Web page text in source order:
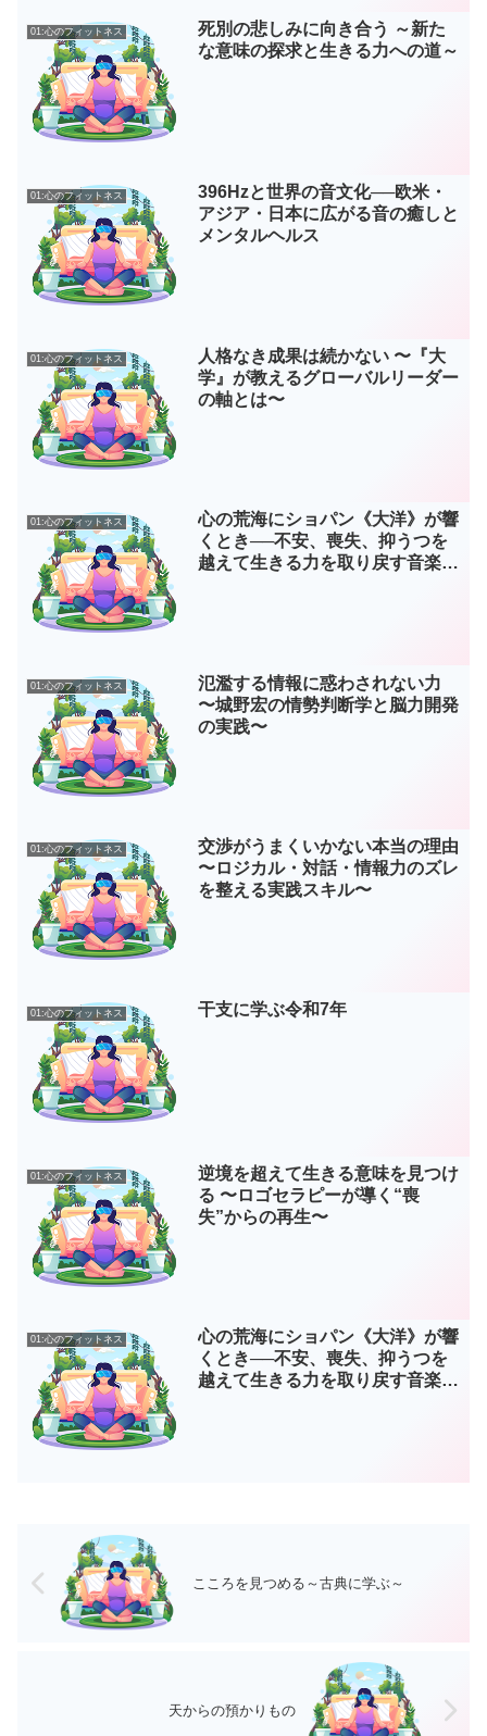
01:心のフィットネス
死別の悲しみに向き合う ～新た
な意味の探求と生きる力への道～
01:心のフィットネス
396Hzと世界の音文化──欧米・
アジア・日本に広がる音の癒しと
メンタルヘルス
01:心のフィットネス
人格なき成果は続かない 〜『大
学』が教えるグローバルリーダー
の軸とは〜
01:心のフィットネス
心の荒海にショパン《大洋》が響
くとき──不安、喪失、抑うつを
越えて生きる力を取り戻す音楽の
01:心のフィットネス
氾濫する情報に惑わされない力
〜城野宏の情勢判断学と脳力開発
の実践〜
01:心のフィットネス
交渉がうまくいかない本当の理由
〜ロジカル・対話・情報力のズレ
を整える実践スキル〜
01:心のフィットネス 干支に学ぶ令和7年
01:心のフィットネス
逆境を超えて生きる意味を見つけ
る 〜ロゴセラピーが導く“喪
失”からの再生〜
01:心のフィットネス
心の荒海にショパン《大洋》が響
くとき──不安、喪失、抑うつを
越えて生きる力を取り戻す音楽の
こころを見つめる～古典に学ぶ～
天からの預かりもの